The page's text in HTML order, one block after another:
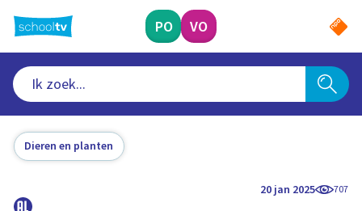
naar
hoofdinhoud
PO VO
Dieren en planten
20 jan 2025 707